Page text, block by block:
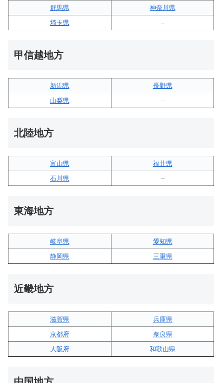
群馬県
神奈川県
埼玉県
–
甲信越地方
新潟県
長野県
山梨県
–
北陸地方
富山県
福井県
石川県
–
東海地方
岐阜県
愛知県
静岡県
三重県
近畿地方
滋賀県
兵庫県
京都府
奈良県
大阪府
和歌山県